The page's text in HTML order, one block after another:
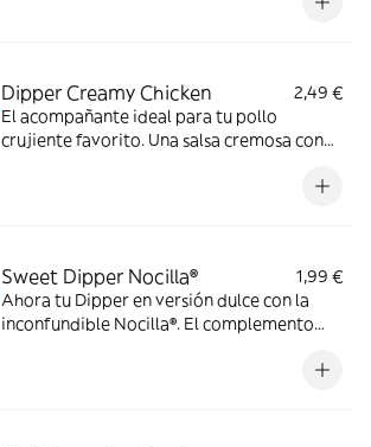
Dipper Creamy Chicken
2,49 €
El acompañante ideal para tu pollo
crujiente favorito. Una salsa cremosa con
Sweet Dipper Nocilla®
1,99 €
Ahora tu Dipper en versión dulce con la
inconfundible Nocilla®. El complemento